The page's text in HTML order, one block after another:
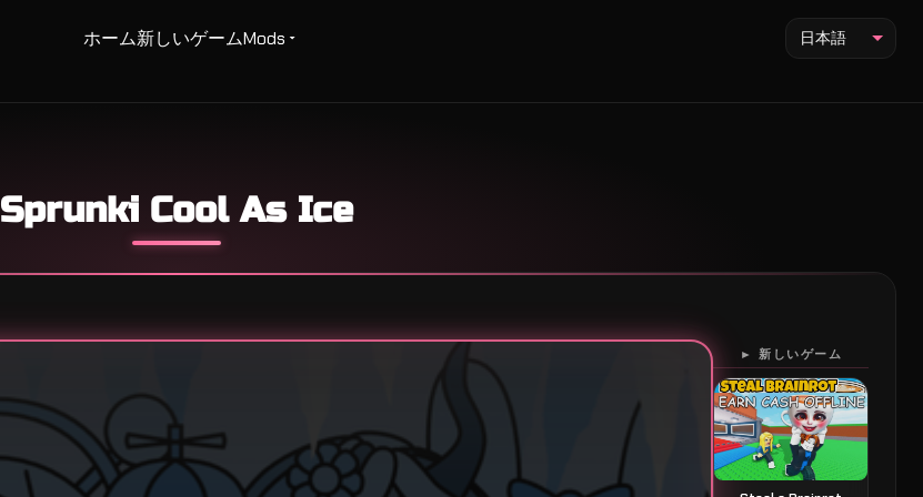
ホーム新しいゲームMods 日本語
Sprunki Cool As Ice
► 新しいゲーム